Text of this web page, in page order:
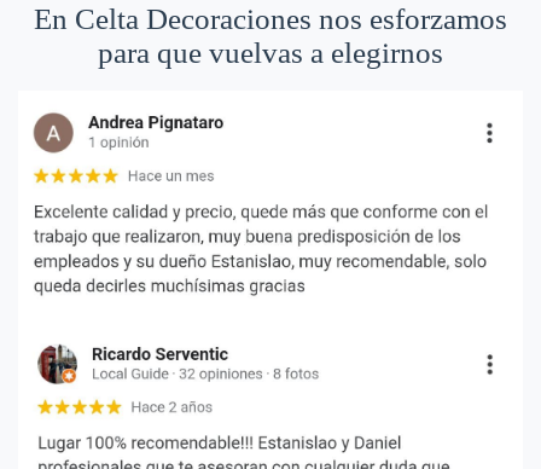
En Celta Decoraciones nos esforzamos
para que vuelvas a elegirnos